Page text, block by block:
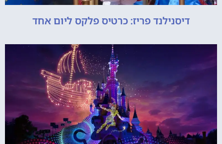
דיסנילנד פריז: כרטיס פלקס ליום אחד